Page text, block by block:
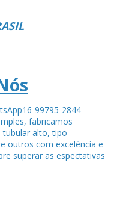
99795-2844
fabricamos
alto, tipo
outros com excelência e
superar as espectativas